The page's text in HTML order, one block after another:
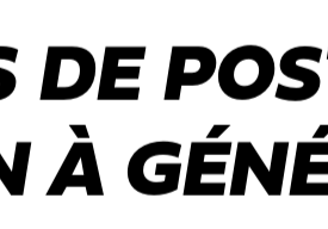
DE
À